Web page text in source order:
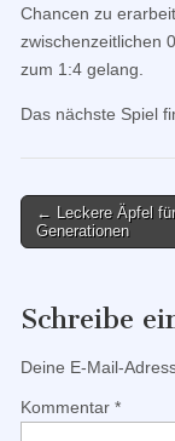
Chancen zu
zwischenzeitlichen
zum 1:4 gelang.
Das nächste Spiel
Post
navigation
← Leckere Äpfel
Generationen
Schreibe
Deine E-Mail-
Kommentar *